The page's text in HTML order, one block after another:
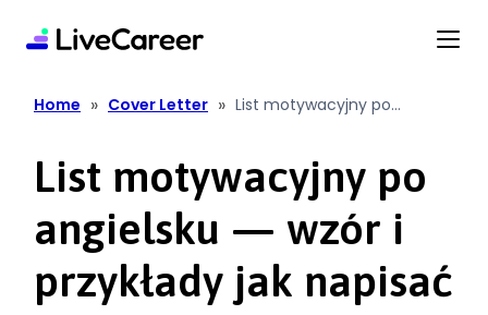
Home » Cover Letter » List motywacyjny po
List motywacyjny po
angielsku — wzór i
przykłady jak napisać